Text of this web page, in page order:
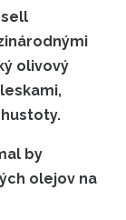
olivový
by
olejov na